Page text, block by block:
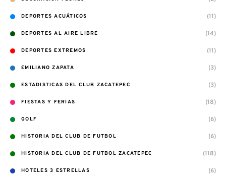
DEPORTES ACUÁTICOS (11)
DEPORTES AL AIRE LIBRE (14)
DEPORTES EXTREMOS (11)
EMILIANO ZAPATA (3)
ESTADISTICAS DEL CLUB ZACATEPEC (3)
FIESTAS Y FERIAS (18)
GOLF (6)
HISTORIA DEL CLUB DE FUTBOL (6)
HISTORIA DEL CLUB DE FUTBOL ZACATEPEC (118)
HOTELES 3 ESTRELLAS (6)